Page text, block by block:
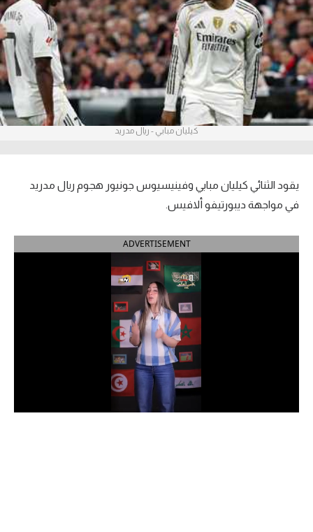
آراء حرة
ركن الألعاب
بطولات
أمريكا 2026
الدوري الإنجليزي الممتاز
الدوري الإسباني
الدوري السعودي للمحترفين
كيليان مبابي - ريال مدريد
يقود الثنائي كيليان مبابي وفينيسيوس جونيور هجوم ريال مدريد
في مواجهة ديبورتيفو ألافيس.
ADVERTISEMENT